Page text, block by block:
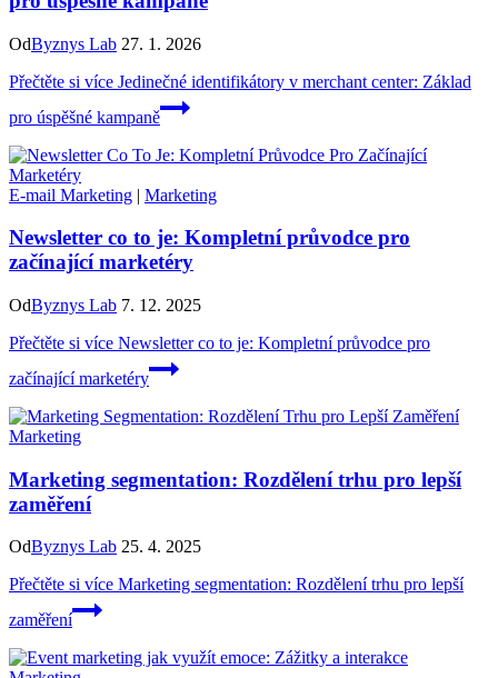
OdByznys Lab 27. 1. 2026
Přečtěte si více Jedinečné identifikátory v merchant center: Základ
pro úspěšné kampaně
E-mail Marketing | Marketing
Newsletter co to je: Kompletní průvodce pro
začínající marketéry
OdByznys Lab 7. 12. 2025
Přečtěte si více Newsletter co to je: Kompletní průvodce pro
začínající marketéry
Marketing
Marketing segmentation: Rozdělení trhu pro lepší
zaměření
OdByznys Lab 25. 4. 2025
Přečtěte si více Marketing segmentation: Rozdělení trhu pro lepší
zaměření